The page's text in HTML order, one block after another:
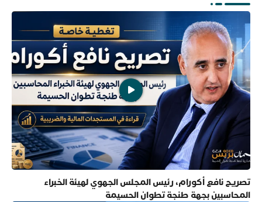
تصريح نافع أكورام، رئيس المجلس الجهوي لهيئة الخبراء
المحاسبين بجهة طنجة تطوان الحسيمة